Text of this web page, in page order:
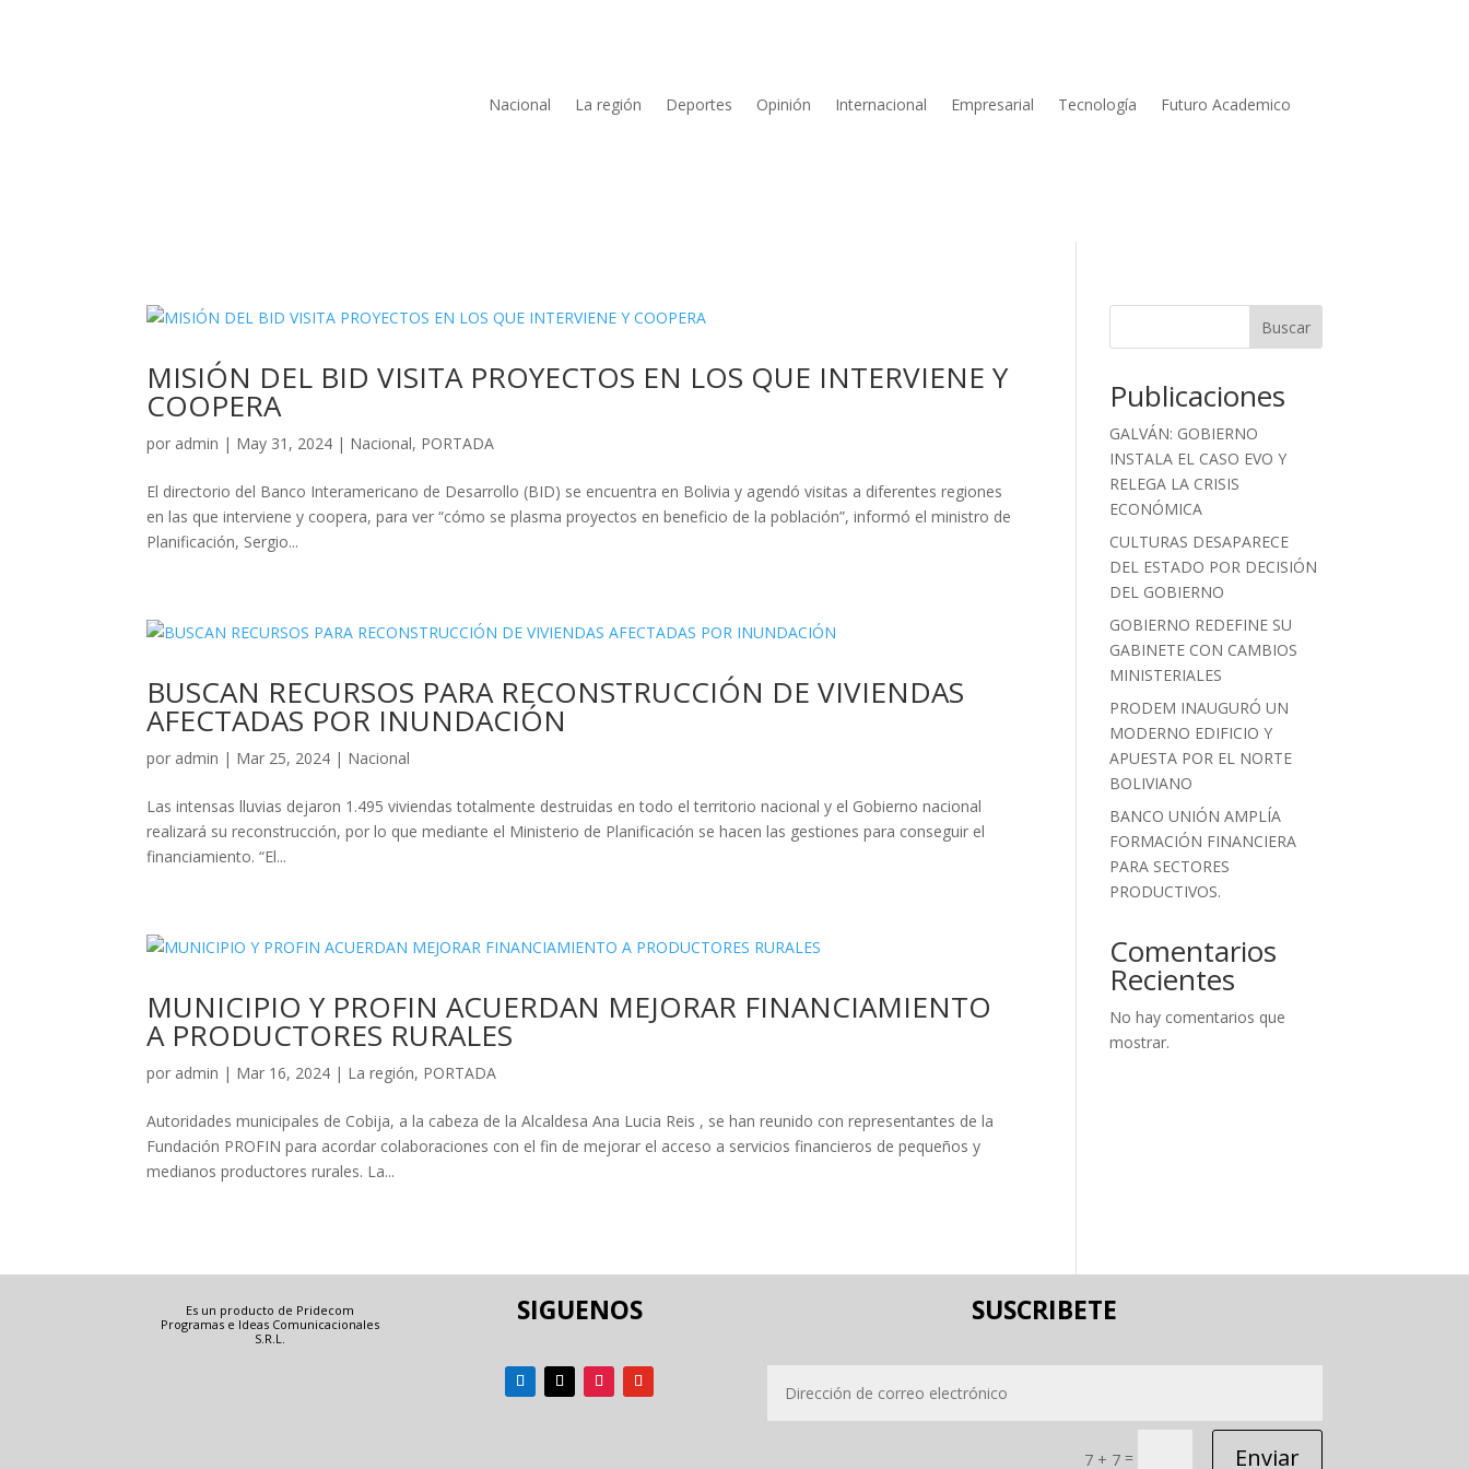
Nacional La región Deportes Opinión Internacional Empresarial Tecnología Futuro Academico
MISIÓN DEL BID VISITA PROYECTOS EN LOS QUE INTERVIENE Y
COOPERA
por admin | May 31, 2024 | Nacional, PORTADA
El directorio del Banco Interamericano de Desarrollo (BID) se encuentra en Bolivia y agendó visitas a diferentes regiones
en las que interviene y coopera, para ver “cómo se plasma proyectos en beneficio de la población”, informó el ministro de
Planificación, Sergio...
BUSCAN RECURSOS PARA RECONSTRUCCIÓN DE VIVIENDAS
AFECTADAS POR INUNDACIÓN
por admin | Mar 25, 2024 | Nacional
Las intensas lluvias dejaron 1.495 viviendas totalmente destruidas en todo el territorio nacional y el Gobierno nacional
realizará su reconstrucción, por lo que mediante el Ministerio de Planificación se hacen las gestiones para conseguir el
financiamiento. “El...
MUNICIPIO Y PROFIN ACUERDAN MEJORAR FINANCIAMIENTO
A PRODUCTORES RURALES
por admin | Mar 16, 2024 | La región, PORTADA
Autoridades municipales de Cobija, a la cabeza de la Alcaldesa Ana Lucia Reis , se han reunido con representantes de la
Fundación PROFIN para acordar colaboraciones con el fin de mejorar el acceso a servicios financieros de pequeños y
medianos productores rurales. La...
Buscar
Publicaciones
GALVÁN: GOBIERNO
INSTALA EL CASO EVO Y
RELEGA LA CRISIS
ECONÓMICA
CULTURAS DESAPARECE
DEL ESTADO POR DECISIÓN
DEL GOBIERNO
GOBIERNO REDEFINE SU
GABINETE CON CAMBIOS
MINISTERIALES
PRODEM INAUGURÓ UN
MODERNO EDIFICIO Y
APUESTA POR EL NORTE
BOLIVIANO
BANCO UNIÓN AMPLÍA
FORMACIÓN FINANCIERA
PARA SECTORES
PRODUCTIVOS.
Comentarios
Recientes
No hay comentarios que
mostrar.
Es un producto de Pridecom
Programas e Ideas Comunicacionales
S.R.L.
SIGUENOS SUSCRIBETE
7 + 7= Enviar